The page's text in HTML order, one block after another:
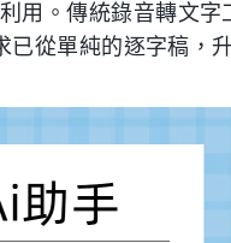
用。傳統錄音轉文字
已從單純的逐字稿，